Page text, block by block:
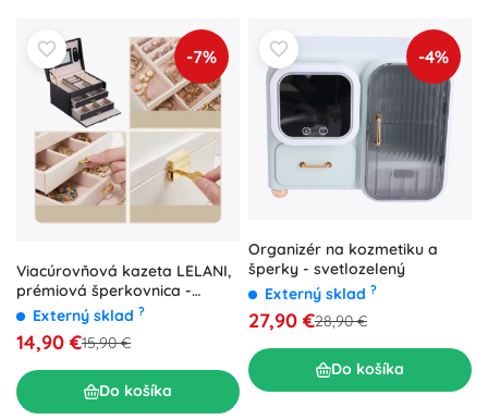
-7%
Viacúrovňová kazeta LELANI,
prémiová šperkovnica -
čierna
Externý sklad ?
14,90 €15,90 €
Do košíka
-4%
Organizér na kozmetiku a
šperky - svetlozelený
Externý sklad ?
27,90 €28,90 €
Do košíka